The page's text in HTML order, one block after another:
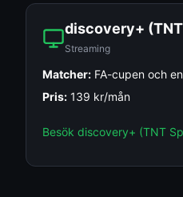
discovery+
Streaming
Matcher: FA-cupen och
Pris: 139 kr/mån
Besök discovery+ (TNT